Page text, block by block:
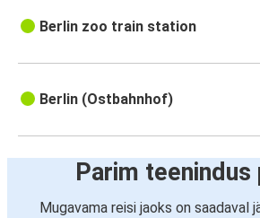
Berlin zoo train station
Berlin (Ostbahnhof)
Parim teenindus
Mugavama reisi jaoks on saadaval